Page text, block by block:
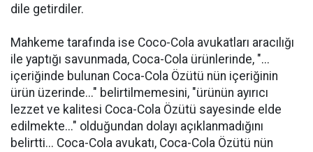
dile getirdiler.
Mahkeme tarafında ise Coco-Cola avukatları aracılığı
ile yaptığı savunmada, Coca-Cola ürünlerinde, "...
içeriğinde bulunan Coca-Cola Özütü nün içeriğinin
ürün üzerinde..." belirtilmemesini, "ürünün ayırıcı
lezzet ve kalitesi Coca-Cola Özütü sayesinde elde
edilmekte..." olduğundan dolayı açıklanmadığını
belirtti... Coca-Cola avukatı, Coca-Cola Özütü nün